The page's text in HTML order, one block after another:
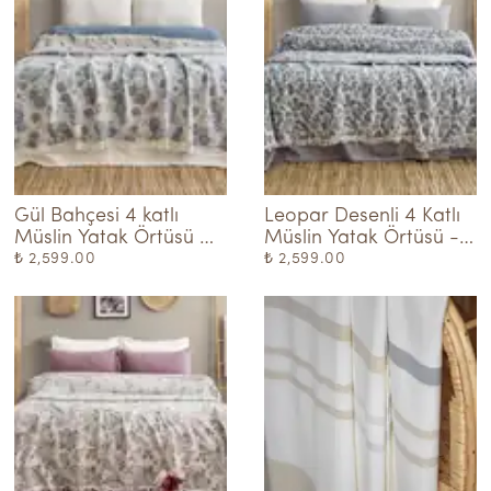
Gül Bahçesi 4 katlı
Müslin Yatak Örtüsü
Pike - Mavi
₺ 2,599.00
Leopar Desenli 4 Katlı
Müslin Yatak Örtüsü -
Mavi
₺ 2,599.00